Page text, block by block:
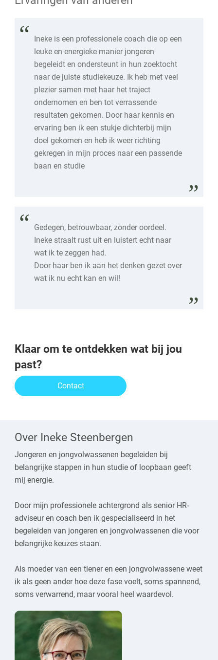
Ineke is een professionele coach die op een
leuke en energieke manier jongeren
begeleidt en ondersteunt in hun zoektocht
naar de juiste studiekeuze. Ik heb met veel
plezier samen met haar het traject
ondernomen en ben tot verrassende
resultaten gekomen. Door haar kennis en
ervaring ben ik een stukje dichterbij mijn
doel gekomen en heb ik weer richting
gekregen in mijn proces naar een passende
baan en studie
Gedegen, betrouwbaar, zonder oordeel.
Ineke straalt rust uit en luistert echt naar
wat ik te zeggen had.
Door haar ben ik aan het denken gezet over
wat ik nu echt kan en wil!
Klaar om te ontdekken wat bij jou
past?
Contact
Over Ineke Steenbergen
Jongeren en jongvolwassenen begeleiden bij
belangrijke stappen in hun studie of loopbaan geeft
mij energie.
Door mijn professionele achtergrond als senior HR-
adviseur en coach ben ik gespecialiseerd in het
begeleiden van jongeren en jongvolwassenen die voor
belangrijke keuzes staan.
Als moeder van een tiener en een jongvolwassene weet
ik als geen ander hoe deze fase voelt, soms spannend,
soms verwarrend, maar vooral heel waardevol.